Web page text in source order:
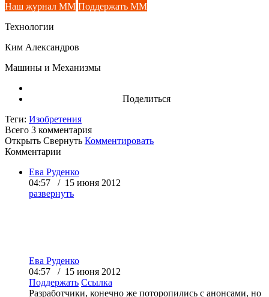
Наш журнал ММ Поддержать ММ
Технологии
Ким Александров
Машины и Механизмы
Поделиться
Теги: Изобретения
Всего 3 комментария
Открыть Свернуть Комментировать
Комментарии
Ева Руденко
04:57 / 15 июня 2012
развернуть
Ева Руденко
04:57 / 15 июня 2012
Поддержать Ссылка
Разработчики, конечно же поторопились с анонсами, но